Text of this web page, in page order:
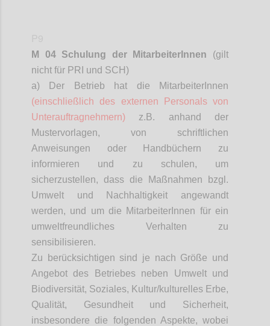
M 04 Schulung der MitarbeiterInnen
(gilt
nicht für PRI und SCH)
a) Der Betrieb hat die
MitarbeiterInnen
(einschließlich des externen Personals von
Unterauftragnehmern) z.B. anhand der
Mustervorlagen, von schriftlichen
Anweisungen oder Handbüchern zu
informieren und zu schulen, um
sicherzustellen, dass die Maßnahmen bzgl.
Umwelt und Nachhaltigkeit angewandt
werden, und um die MitarbeiterInnen für ein
umweltfreundliches Verhalten zu
sensibilisieren.
Zu berücksichtigen sind je nach Größe und
Angebot des Betriebes neben Umwelt und
Biodiversität, Soziales, Kultur/kulturelles Erbe,
Qualität, Gesundheit und Sicherheit,
insbesondere die folgenden Aspekte, wobei